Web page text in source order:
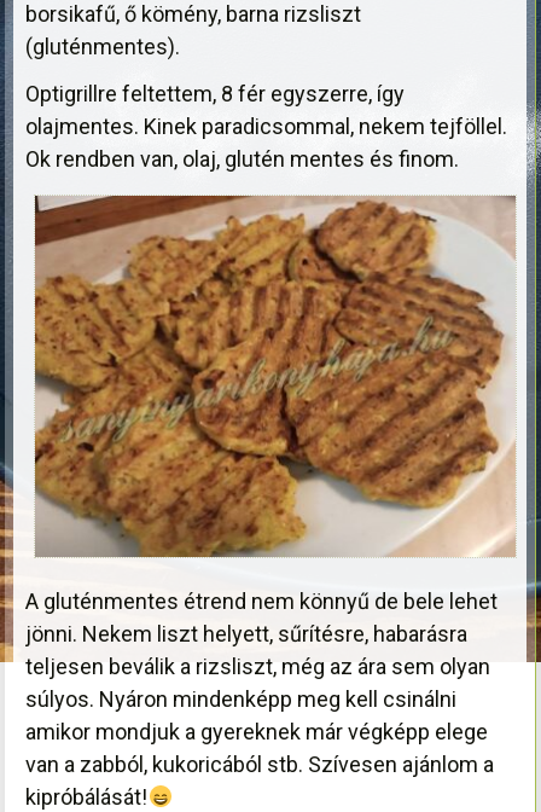
borsikafű, ő kömény, barna rizsliszt
(gluténmentes).
Optigrillre feltettem, 8 fér egyszerre, így
olajmentes. Kinek paradicsommal, nekem tejföllel.
Ok rendben van, olaj, glutén mentes és finom.
A gluténmentes étrend nem könnyű de bele lehet
jönni. Nekem liszt helyett, sűrítésre, habarásra
teljesen beválik a rizsliszt, még az ára sem olyan
súlyos. Nyáron mindenképp meg kell csinálni
amikor mondjuk a gyereknek már végképp elege
van a zabból, kukoricából stb. Szívesen ajánlom a
kipróbálását!